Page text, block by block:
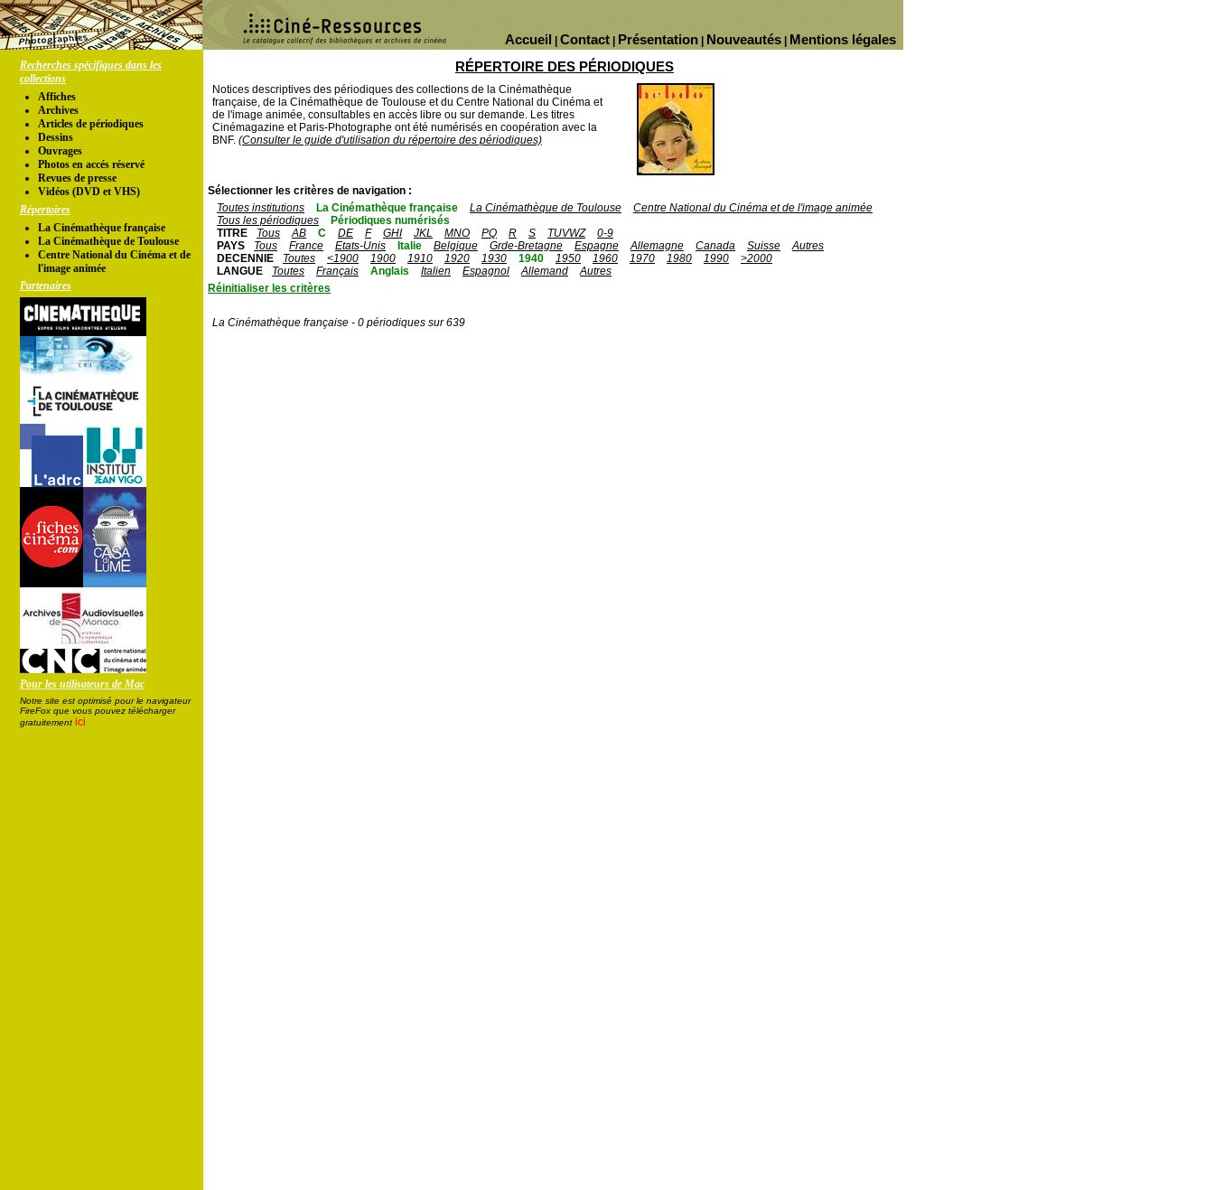
Mentions légales
Nouveautés
Présentation
Contact
Accueil
Recherches spécifiques dans les
collections
Affiches
Archives
Articles de périodiques
Dessins
Ouvrages
Photos en accés réservé
Revues de presse
Vidéos (DVD et VHS)
Répertoires
La Cinémathèque française
La Cinémathèque de Toulouse
Centre National du Cinéma et de
l'image animée
Partenaires
Pour les utilisateurs de Mac
Notre site est optimisé pour le navigateur
FireFox que vous pouvez télécharger
gratuitement ici
RÉPERTOIRE DES PÉRIODIQUES
Notices descriptives des périodiques des collections de la Cinémathèque
française, de la Cinémathèque de Toulouse et du Centre National du Cinéma et
de l'image animée, consultables en accès libre ou sur demande. Les titres
Cinémagazine et Paris-Photographe ont été numérisés en coopération avec la
BNF. (Consulter le guide d'utilisation du répertoire des périodiques)
Sélectionner les critères de navigation :
Toutes institutions
La Cinémathèque française La Cinémathèque de Toulouse
Centre National du Cinéma et de l'image animée
Tous les périodiques
Périodiques numérisés
TITRE
Tous AB C DE F GHI JKL MNO PQ R S TUVWZ
0-9
PAYS
Tous France Etats-Unis Italie Belgique Grde-Bretagne Espagne Allemagne Canada Suisse
Autres
DECENNIE
Toutes <1900 1900 1910 1920 1930 1940 1950 1960 1970 1980 1990
>2000
LANGUE
Toutes Français Anglais Italien Espagnol Allemand
Autres
Réinitialiser les critères
La Cinémathèque française - 0 périodiques sur 639